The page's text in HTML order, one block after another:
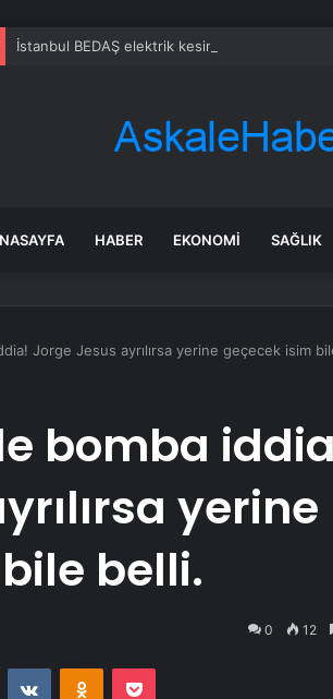
HABER EKONOMI SAĞLIK
Jorge Jesus ayrılırsa yerine geçecek isim
bomba
yerine
belli.
0 12
VKontakteOdnoklassniki
Pocket